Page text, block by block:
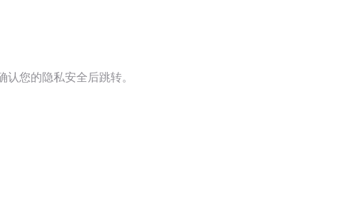
您的隐私安全后跳转。